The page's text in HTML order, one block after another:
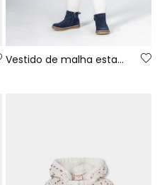
Vestido de malha estampado árvores multicolor bebé